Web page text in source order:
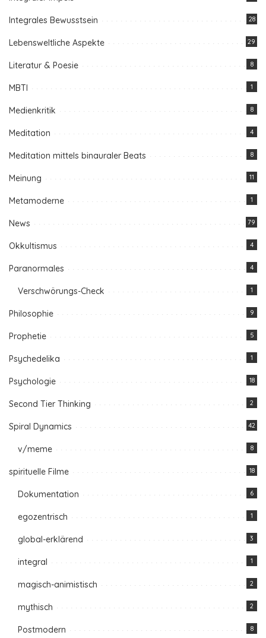
Integrales Bewusstsein 28
Lebensweltliche Aspekte 29
Literatur & Poesie 8
MBTI 1
Medienkritik 8
Meditation 4
Meditation mittels binauraler Beats 8
Meinung 11
Metamoderne 1
News 79
Okkultismus 4
Paranormales 4
Verschwörungs-Check 1
Philosophie 9
Prophetie 5
Psychedelika 1
Psychologie 18
Second Tier Thinking 2
Spiral Dynamics 42
v/meme 8
spirituelle Filme 18
Dokumentation 6
egozentrisch 1
global-erklärend 3
integral 1
magisch-animistisch 2
mythisch 2
Postmodern 8